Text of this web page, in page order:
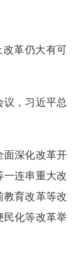
革仍大有可
，习近平总
深化改革开
一连串重大改
教育改革等改
民化等改革举